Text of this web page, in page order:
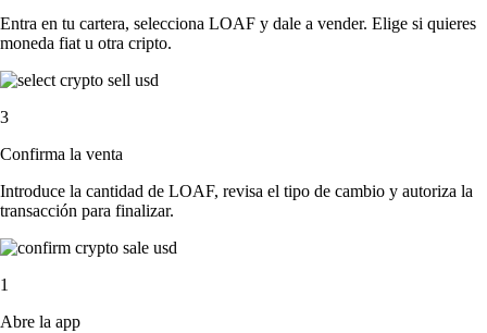
Entra en tu cartera, selecciona LOAF y dale a vender. Elige si quieres
moneda fiat u otra cripto.
3
Confirma la venta
Introduce la cantidad de LOAF, revisa el tipo de cambio y autoriza la
transacción para finalizar.
1
Abre la app